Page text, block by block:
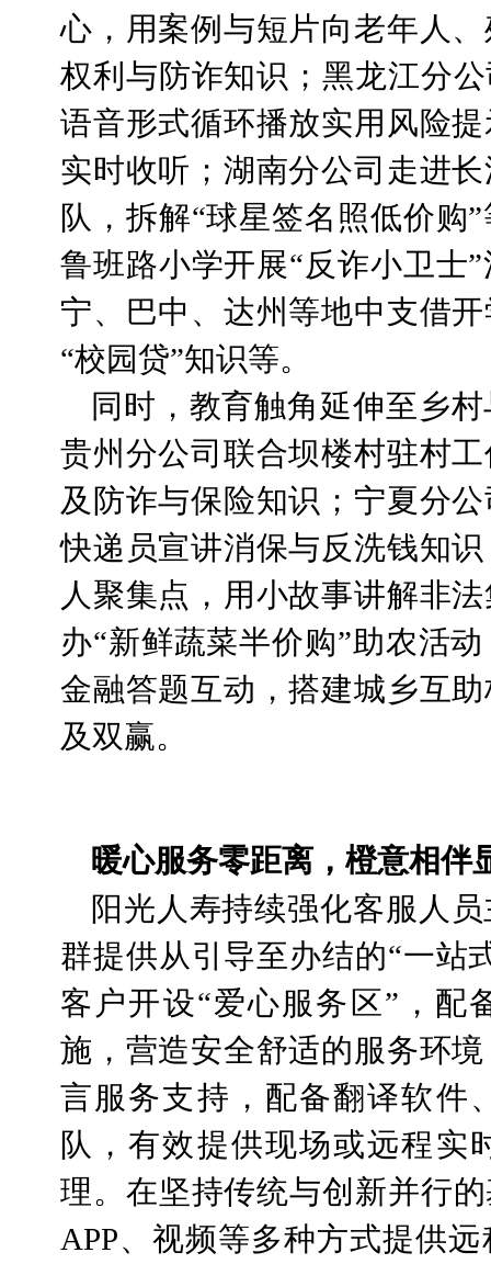
心，用案例与短片向老年人
权利与防诈知识；黑龙江分
语音形式循环播放实用风险
实时收听；湖南分公司走进
队，拆解“球星签名照低价购
鲁班路小学开展“反诈小卫士
宁、巴中、达州等地中支借
“校园贷”知识等。
同时，教育触角延伸至乡
贵州分公司联合坝楼村驻村
及防诈与保险知识；宁夏分
快递员宣讲消保与反洗钱知
人聚集点，用小故事讲解非
办“新鲜蔬菜半价购”助农活
金融答题互动，搭建城乡互
及双赢。
暖心服务零距离，橙意相伴
阳光人寿持续强化客服人
群提供从引导至办结的“一站
客户开设“爱心服务区”，配
施，营造安全舒适的服务环
言服务支持，配备翻译软件
队，有效提供现场或远程实
理。在坚持传统与创新并行
APP、视频等多种方式提供